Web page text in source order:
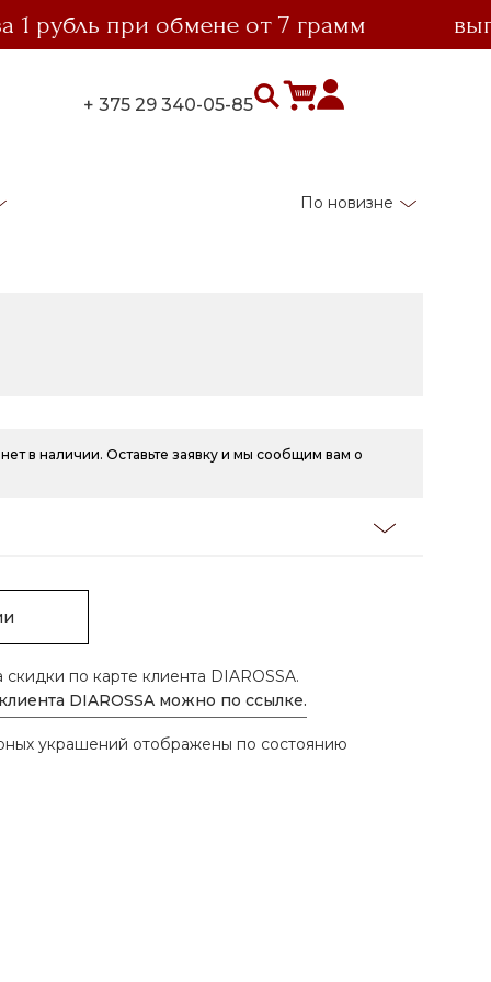
при обмене от 7 грамм
+ 375 29 340-05-85
По новизне
в наличии. Оставьте заявку и мы сообщим вам о
скидки по карте клиента DIAROSSA.
DIAROSSA можно по ссылке.
украшений отображены по состоянию